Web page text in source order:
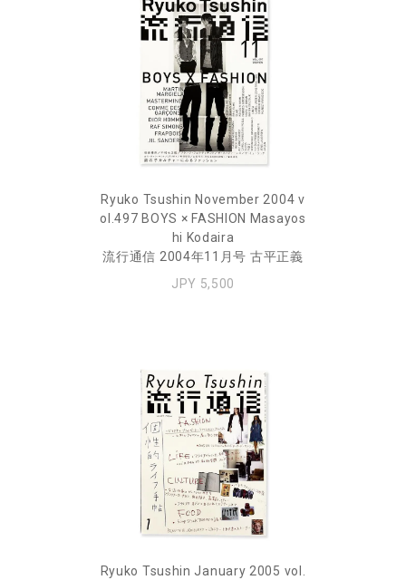
Ryuko Tsushin November 2004 v
ol.497 BOYS × FASHION Masayos
hi Kodaira
流行通信 2004年11月号 古平正義
JPY 5,500
Ryuko Tsushin January 2005 vol.